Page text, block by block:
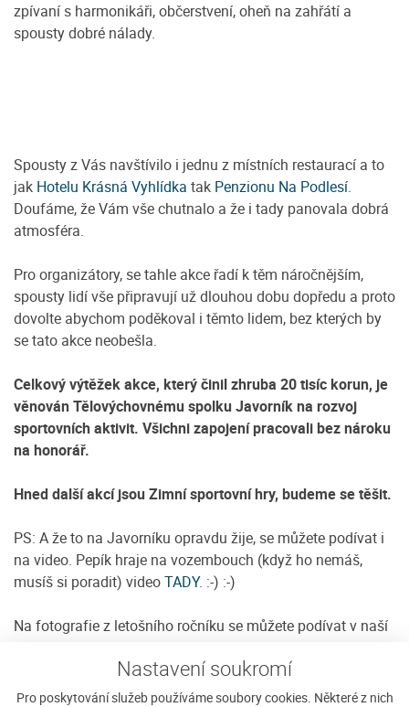
Nastavení soukromí
Pro poskytování služeb používáme soubory cookies. Některé z nich
zpívaní s harmonikáři, občerstvení, oheň na zahřátí a
spousty dobré nálady.
Spousty z Vás navštívilo i jednu z místních restaurací a to
jak Hotelu Krásná Vyhlídka tak Penzionu Na Podlesí.
Doufáme, že Vám vše chutnalo a že i tady panovala dobrá
atmosféra.
Pro organizátory, se tahle akce řadí k těm náročnějším,
spousty lidí vše připravují už dlouhou dobu dopředu a proto
dovolte abychom poděkoval i těmto lidem, bez kterých by
se tato akce neobešla.
Celkový výtěžek akce, který činil zhruba 20 tisíc korun, je
věnován Tělovýchovnému spolku Javorník na rozvoj
sportovních aktivit. Všichni zapojení pracovali bez nároku
na honorář.
Hned další akcí jsou Zimní sportovní hry, budeme se těšit.
PS: A že to na Javorníku opravdu žije, se můžete podívat i
na video. Pepík hraje na vozembouch (když ho nemáš,
musíš si poradit) videoTADY. :-) :-)
Na fotografie z letošního ročníku se můžete podívat v naší